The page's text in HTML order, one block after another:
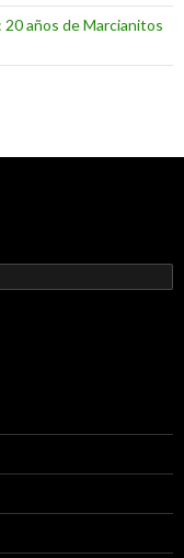
20 años de Marcianitos